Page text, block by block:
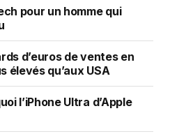
pour un homme qui
d’euros de ventes en
élevés qu’aux USA
l’iPhone Ultra d’Apple